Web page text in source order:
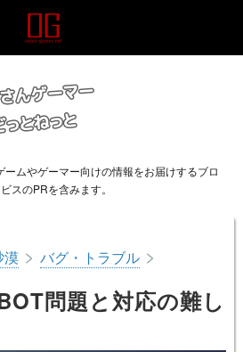
ームやゲーマー向けの情報をお届けするブロ
スのPRを含みます。
漠 > バグ・トラブル >
問題と対応の難し